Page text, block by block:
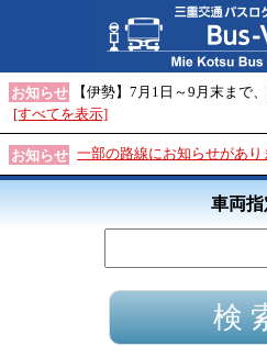
お知らせ
【伊勢】7月1日～9月末まで
[すべてを表示]
お知らせ 一部の路線にお知らせがあり
車両指